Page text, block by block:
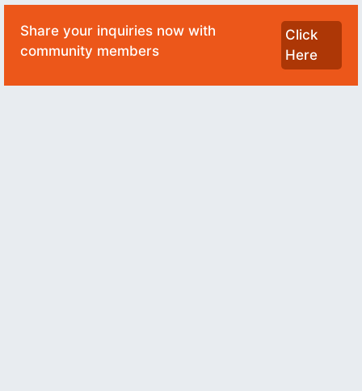
Share your inquiries now with
community members
Click
Here